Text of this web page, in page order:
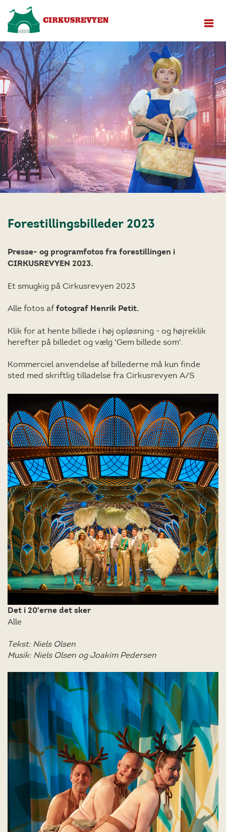
Forestillingsbilleder 2023
Presse- og programfotos fra forestillingen i
CIRKUSREVYEN 2023.
Et smugkig på Cirkusrevyen 2023
Alle fotos af fotograf Henrik Petit.
Klik for at hente billede i høj opløsning - og højreklik
herefter på billedet og vælg 'Gem billede som'.
Kommerciel anvendelse af billederne må kun finde
sted med skriftlig tilladelse fra Cirkusrevyen A/S
Det i 20'erne det sker
Alle
Tekst: Niels Olsen
Musik: Niels Olsen og Joakim Pedersen